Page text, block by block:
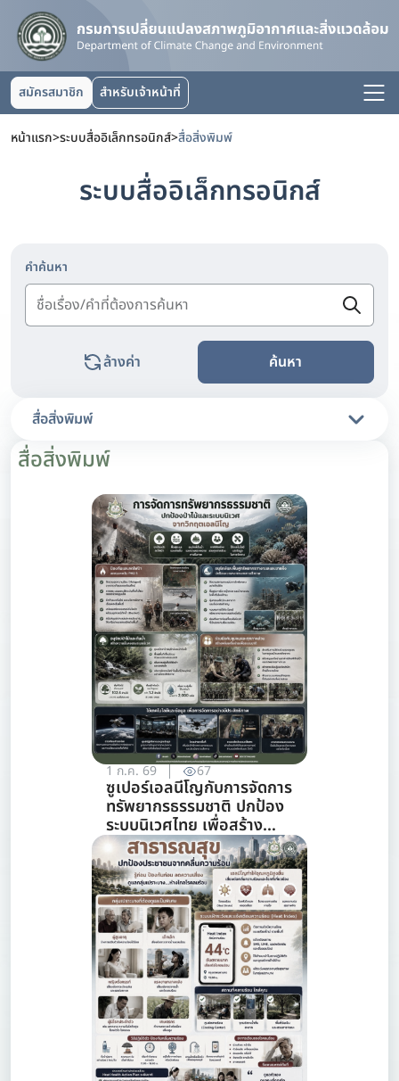
สมัครสมาชิก สำหรับเจ้าหน้าที่
หน้าแรก>ระบบสื่ออิเล็กทรอนิกส์>สื่อสิ่งพิมพ์
ระบบสื่ออิเล็กทรอนิกส์
คำค้นหา
ล้างค่า ค้นหา
สื่อสิ่งพิมพ์
สื่อสิ่งพิมพ์
1 ก.ค. 69 67
ซูเปอร์เอลนีโญกับการจัดการ
ทรัพยากรธรรมชาติ ปกป้อง
ระบบนิเวศไทย เพื่อสร้าง
ภูมิคุ้มกันต่อวิกฤตภูมิอากาศ
(สาขาการจัดการ
ทรัพยากรธรรมชาติ)